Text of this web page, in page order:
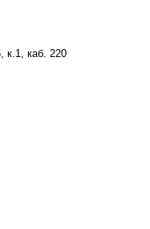
к.1, каб. 220